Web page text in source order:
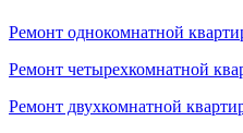
Ремонт однокомнатной
Ремонт четырехкомнатной
Ремонт двухкомнатной